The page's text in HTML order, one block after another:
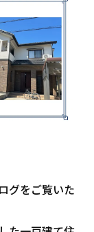
グをご覧いた